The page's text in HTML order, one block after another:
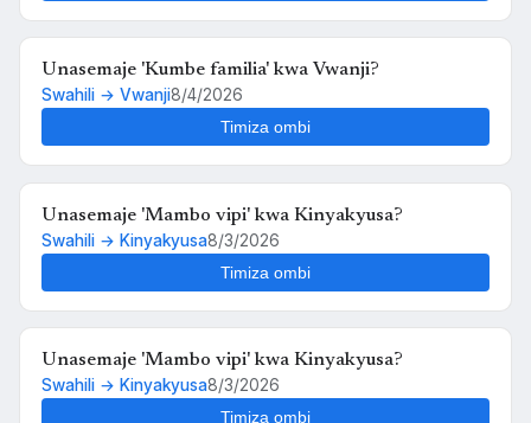
Unasemaje 'Kumbe familia' kwa Vwanji?
Swahili → Vwanji8/4/2026
Timiza ombi
Unasemaje 'Mambo vipi' kwa Kinyakyusa?
Swahili → Kinyakyusa8/3/2026
Timiza ombi
Unasemaje 'Mambo vipi' kwa Kinyakyusa?
Swahili → Kinyakyusa8/3/2026
Timiza ombi